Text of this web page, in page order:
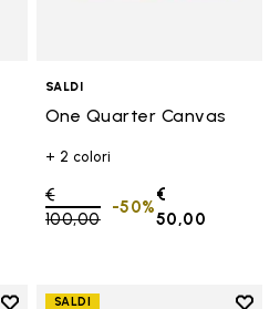
SALDI
One Quarter Canvas
+ 2 colori
Price reduced from
€
100,00to
€
50,00
-50%
Add to wishlist
SALDI Add